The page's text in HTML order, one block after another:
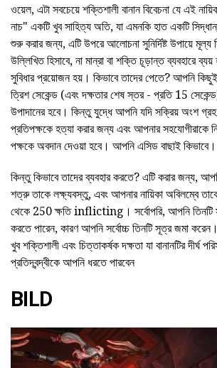
ওয়েল, এটা সবচেয়ে শক্তিশালী বানান বিবেচনা যে এই
নাচ" একটি খুব সাহিত্য অতি, যা এমনকি হাত একটি
শুরু করার জন্য, এটি উপরে আলোচনা সুনির্দিষ্ট উপায়ে
উল্লিখিত হিসাবে, না মান্রা বা শক্তি চূড়ান্ত ব্যবহারে
সুবিধার প্রয়োজন হয়। কিভাবে তাদের পেতে? আপনি
ত্রিশ সেকেন্ড (এবং দক্ষতার শেষ স্তর - প্রতি 15
উপাদানের হবে। কিন্তু যুদ্ধে আপনি যদি সক্রিয় অংশ
প্রতিপক্ষকে হত্যা করার জন্য এবং আপনার সহযোগীরাকে
পক্ষকে অবদান দেওয়া হবে। আপনি এসিড বাছাই কিভাবে।
কিন্তু কিভাবে তাদের ব্যবহার করতে? এটি করার জন্য,
শত্রু তাকে লক্ষ্যবস্তু, এবং আপনার নায়িকা অবিলম্বে
থেকে 250 ক্ষতি inflicting। সর্বোপরি, আপনি তিনটি
করতে পারেন, কারণ আপনি সর্বোচ্চ তিনটি সূত্র জমা
খুব শক্তিশালী এবং চিত্তাকর্ষক দক্ষতা যা বানানটির দীর্ঘ
প্রতিদ্বন্দ্বীকে আপনি ধরতে পারবেন
BILD